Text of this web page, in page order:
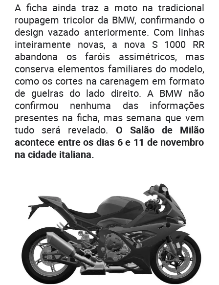
A ficha ainda traz a moto na tradicional
roupagem tricolor da BMW, confirmando o
design vazado anteriormente. Com linhas
inteiramente novas, a nova S 1000 RR
abandona os faróis assimétricos, mas
conserva elementos familiares do modelo,
como os cortes na carenagem em formato
de guelras do lado direito. A BMW não
confirmou nenhuma das informações
presentes na ficha, mas semana que vem
tudo será revelado. O Salão de Milão
acontece entre os dias 6 e 11 de novembro
na cidade italiana.